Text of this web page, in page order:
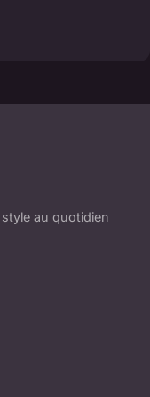
au quotidien